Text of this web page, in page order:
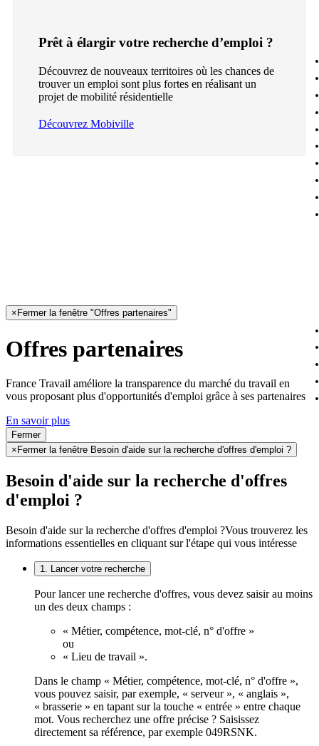
Prêt à élargir votre recherche d’emploi ?
Découvrez de nouveaux territoires où les chances de
trouver un emploi sont plus fortes en réalisant un
projet de mobilité résidentielle
Découvrez Mobiville
× Fermer la fenêtre "Offres partenaires"
Offres partenaires
France Travail améliore la transparence du marché du travail en
vous proposant plus d'opportunités d'emploi grâce à ses partenaires
En savoir plus
Fermer
× Fermer la fenêtre Besoin d'aide sur la recherche d'offres d'emploi ?
Besoin d'aide sur la recherche d'offres
d'emploi ?
Besoin d'aide sur la recherche d'offres d'emploi ?Vous trouverez les
informations essentielles en cliquant sur l'étape qui vous intéresse
1. Lancer votre recherche
Pour lancer une recherche d'offres, vous devez saisir au moins
un des deux champs :
« Métier, compétence, mot-clé, n° d'offre »
ou
« Lieu de travail ».
Dans le champ « Métier, compétence, mot-clé, n° d'offre »,
vous pouvez saisir, par exemple, « serveur », « anglais »,
« brasserie » en tapant sur la touche « entrée » entre chaque
mot. Vous recherchez une offre précise ? Saisissez
directement sa référence, par exemple 049RSNK.